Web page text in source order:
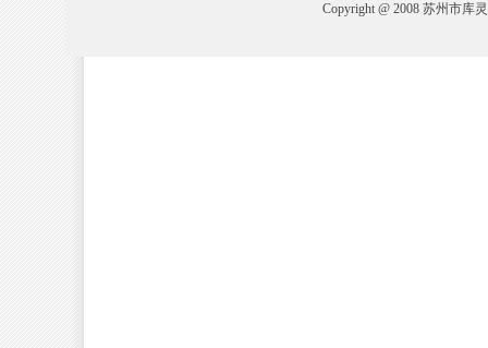
Copyright @ 2008 苏州市库